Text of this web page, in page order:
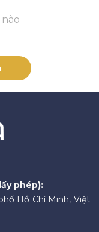
phép):
Hồ Chí Minh, Việt